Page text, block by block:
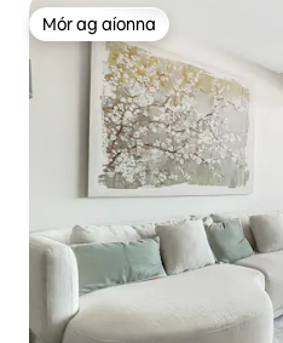
Mór ag aíonna
Mór ag aíonna